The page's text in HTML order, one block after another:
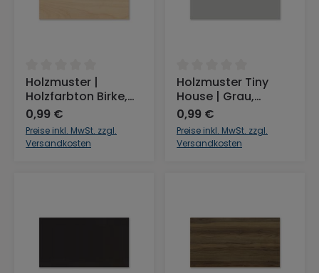
Durchschnittliche Bewertung von 0 von 5 Sternen
Holzmuster |
Holzfarbton Birke,
Massivholz
0,99 €
Preise inkl. MwSt. zzgl.
Versandkosten
Durchschnittliche
Holzmuster Tiny
House | Grau,
Farbton Kieselgrau
0,99 €
Preise inkl. MwSt. zzgl.
Versandkosten